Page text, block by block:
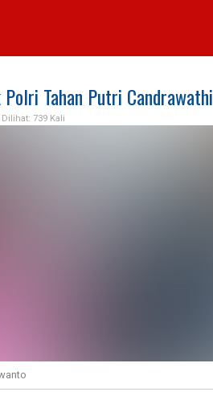
Tahan Putri Candrawathi
Dilihat: 739 Kali